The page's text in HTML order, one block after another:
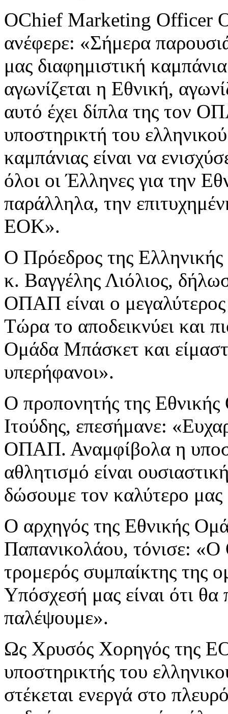
ΟChief Marketing Officer
ανέφερε: «Σήμερα
μας διαφημιστική
αγωνίζεται η Εθνική,
αυτό έχει δίπλα της τον
υποστηρικτή του
καμπάνιας είναι να
όλοι οι Έλληνες για την
παράλληλα, την
ΕΟΚ».
Ο Πρόεδρος της
κ. Βαγγέλης Λιόλιος,
OΠΑΠ είναι ο
Τώρα το αποδεικνύει και
Ομάδα Μπάσκετ και
υπερήφανοι».
Ο προπονητής της
Ιτούδης, επεσήμανε:
ΟΠΑΠ. Αναμφίβολα η
αθλητισμό είναι
δώσουμε τον καλύτερο μας
Ο αρχηγός της Εθνικής
Παπανικολάου, τόνισε: «Ο
τρομερός συμπαίκτης της
Υπόσχεσή μας είναι ότι
παλέψουμε».
Ως Χρυσός Χορηγός της
υποστηρικτής του
στέκεται ενεργά στο